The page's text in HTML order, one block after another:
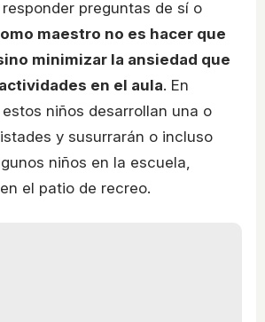
preguntas de sí o
maestro no es hacer que
minimizar la ansiedad que
en el aula. En
niños desarrollan una o
y susurrarán o incluso
niños en la escuela,
el patio de recreo.